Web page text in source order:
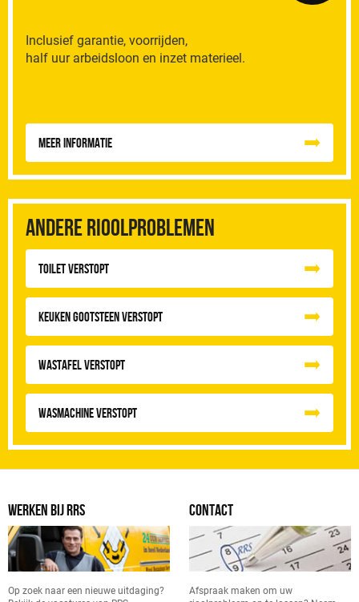
Inclusief garantie, voorrijden,
half uur arbeidsloon en inzet materieel.
Meer informatie
Andere rioolproblemen
Toilet Verstopt
Keuken Gootsteen Verstopt
Wastafel Verstopt
Wasmachine verstopt
WERKEN BIJ RRS
Op zoek naar een nieuwe uitdaging?
CONTACT
Afspraak maken om uw